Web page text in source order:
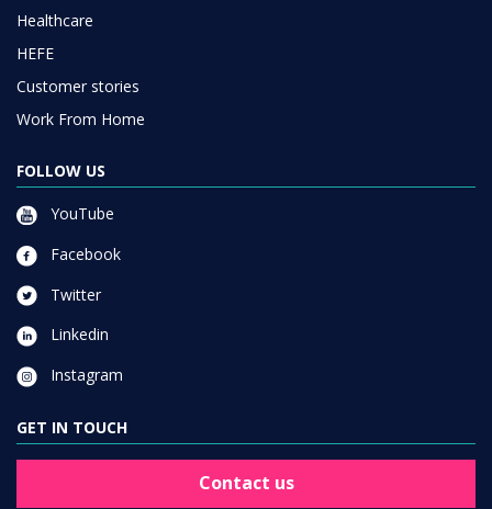
Healthcare
HEFE
Customer stories
Work From Home
FOLLOW US
YouTube
Facebook
Twitter
Linkedin
Instagram
GET IN TOUCH
Contact us